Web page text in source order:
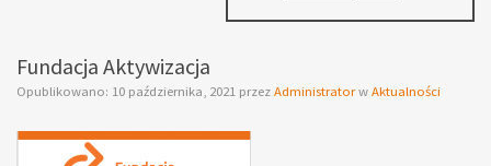
SOBOTĘ”
Fundacja Aktywizacja
Opublikowano: 10 października, 2021 przez Administratorw Aktualności